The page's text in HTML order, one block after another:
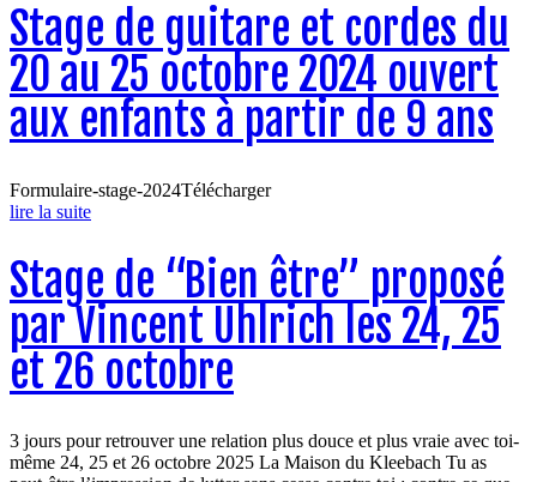
Stage de guitare et cordes du
20 au 25 octobre 2024 ouvert
aux enfants à partir de 9 ans
Formulaire-stage-2024Télécharger
lire la suite
Stage de “Bien être” proposé
par Vincent Uhlrich les 24, 25
et 26 octobre
3 jours pour retrouver une relation plus douce et plus vraie avec toi-
même 24, 25 et 26 octobre 2025 La Maison du Kleebach Tu as